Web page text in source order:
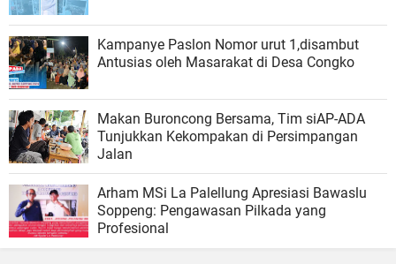
Kampanye Paslon Nomor urut 1,disambut
Antusias oleh Masarakat di Desa Congko
Makan Buroncong Bersama, Tim siAP-ADA
Tunjukkan Kekompakan di Persimpangan
Jalan
Arham MSi La Palellung Apresiasi Bawaslu
Soppeng: Pengawasan Pilkada yang
Profesional